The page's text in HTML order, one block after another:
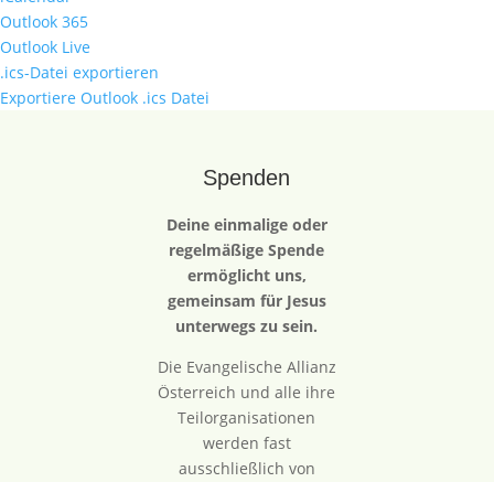
Outlook 365
Outlook Live
.ics-Datei exportieren
Exportiere Outlook .ics Datei
Spenden
Deine einmalige oder
regelmäßige Spende
ermöglicht uns,
gemeinsam für Jesus
unterwegs zu sein.
Die Evangelische Allianz
Österreich und alle ihre
Teilorganisationen
werden fast
ausschließlich von